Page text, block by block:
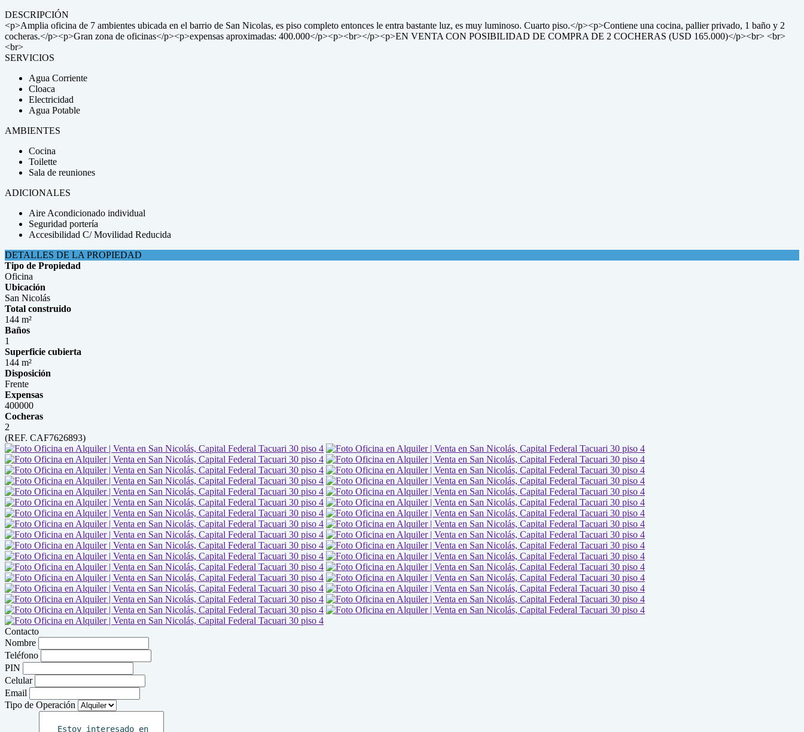
DESCRIPCIÓN
<p>Amplia oficina de 7 ambientes ubicada en el barrio de San Nicolas, es piso completo entonces le entra bastante luz, es muy luminoso. Cuarto piso.</p><p>Contiene una cocina, pallier privado, 1 baño y 2
cocheras.</p><p>Gran zona de oficinas</p><p>expensas aproximadas: 400.000</p><p><br></p><p>EN VENTA CON POSIBILIDAD DE COMPRA DE 2 COCHERAS (USD 165.000)</p><br> <br>
<br>
SERVICIOS
Agua Corriente
Cloaca
Electricidad
Agua Potable
AMBIENTES
Cocina
Toilette
Sala de reuniones
ADICIONALES
Aire Acondicionado individual
Seguridad portería
Accesibilidad C/ Movilidad Reducida
DETALLES DE LA PROPIEDAD
Tipo de Propiedad
Oficina
Ubicación
San Nicolás
Total construido
144 m²
Baños
1
Superficie cubierta
144 m²
Disposición
Frente
Expensas
400000
Cocheras
2
(REF. CAF7626893)
Contacto
Nombre
Teléfono
PIN
Celular
Email
Tipo de Operación